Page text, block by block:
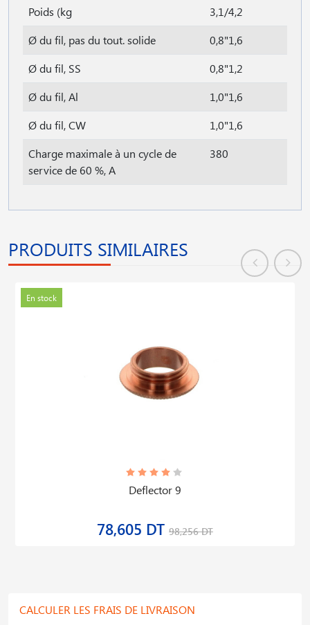
Poids (kg
3,1/4,2
Ø du fil, pas du tout. solide
0,8"1,6
Ø du fil, SS
0,8"1,2
Ø du fil, Al
1,0"1,6
Ø du fil, CW
1,0"1,6
Charge maximale à un cycle de
service de 60 %, A
380
PRODUITS SIMILAIRES
En stock
Deflector 9
78,605 DT 98,256 DT
CALCULER LES FRAIS DE LIVRAISON